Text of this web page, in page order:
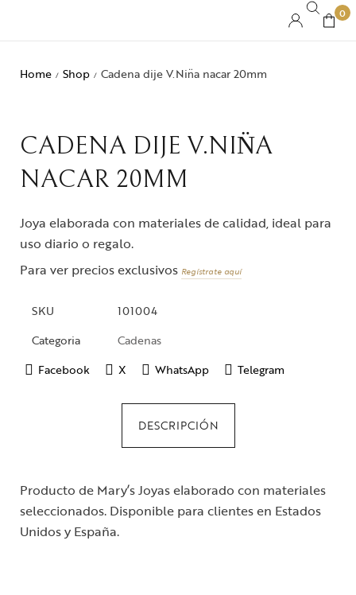
0
Home / Shop / Cadena dije V.Nin̈a nacar 20mm
CADENA DIJE V.NIN̈A
NACAR 20MM
Joya elaborada con materiales de calidad, ideal para
uso diario o regalo.
Para ver precios exclusivos Regístrate aquí
SKU
101004
Categoria
Cadenas
Facebook
X WhatsApp Telegram
DESCRIPCIÓN
Producto de Mary’s Joyas elaborado con materiales
seleccionados. Disponible para clientes en Estados
Unidos y España.